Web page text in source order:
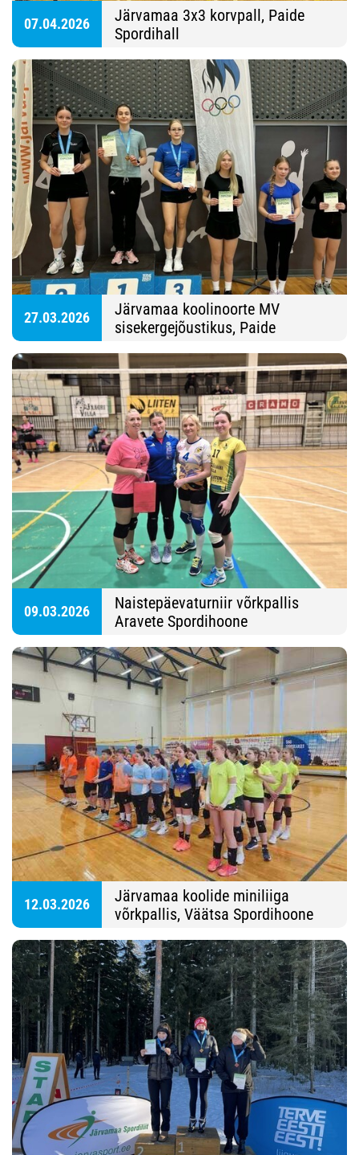
07.04.2026
Järvamaa 3x3 korvpall, Paide
Spordihall
27.03.2026
Järvamaa koolinoorte MV
sisekergejõustikus, Paide
09.03.2026
Naistepäevaturniir võrkpallis
Aravete Spordihoone
12.03.2026
Järvamaa koolide miniliiga
võrkpallis, Väätsa Spordihoone